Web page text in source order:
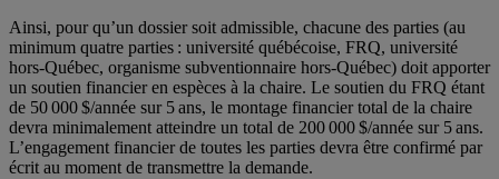
Ainsi, pour qu’un dossier soit admissible, chacune des parties (au
minimum quatre parties : université québécoise, FRQ, université
hors-Québec, organisme subventionnaire hors-Québec) doit apporter
un soutien financier en espèces à la chaire. Le soutien du FRQ étant
de 50 000 $/année sur 5 ans, le montage financier total de la chaire
devra minimalement atteindre un total de 200 000 $/année sur 5 ans.
L’engagement financier de toutes les parties devra être confirmé par
écrit au moment de transmettre la demande.